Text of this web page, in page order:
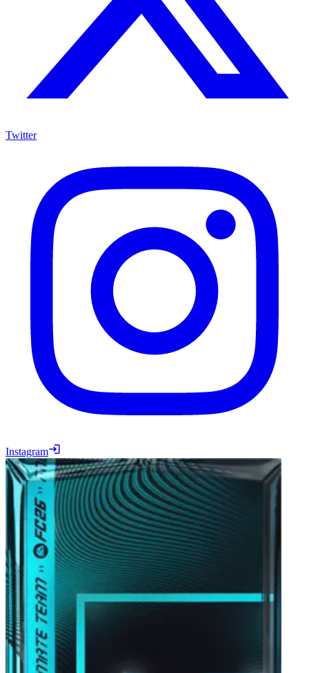
Twitter
Instagram